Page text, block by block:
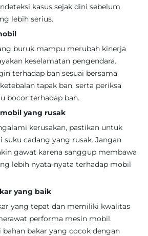
kasus sejak dini sebelum
lebih serius.
buruk mampu merubah kinerja
keselamatan pengendara.
terhadap ban sesuai bersama
tapak ban, serta periksa
bocor terhadap ban.
yang rusak
kerusakan, pastikan untuk
cadang yang rusak. Jangan
gawat karena sanggup membawa
lebih nyata-nyata terhadap mobil
yang baik
yang tepat dan memiliki kwalitas
performa mesin mobil.
bakar yang cocok dengan